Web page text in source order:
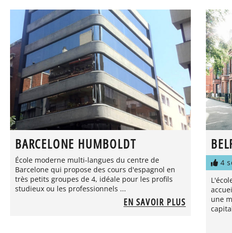
BARCELONE HUMBOLDT
École moderne multi-langues du centre de
Barcelone qui propose des cours d'espagnol en
très petits groupes de 4, idéale pour les profils
studieux ou les professionnels ...
EN SAVOIR PLUS
4
une